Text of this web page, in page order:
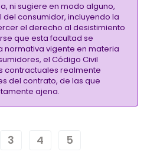
ni sugiere en modo alguno,
consumidor, incluyendo la
el derecho al desistimiento
que esta facultad se
normativa vigente en materia
el Código Civil
contractuales realmente
del contrato, de las que
ajena.
3 4 5